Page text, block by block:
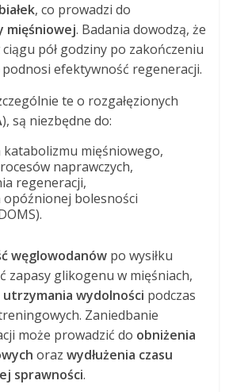
, co prowadzi do
mięśniowej. Badania dowodzą, że
ciągu pół godziny po zakończeniu
podnosi efektywność regeneracji.
te o rozgałęzionych
), są niezbędne do:
mięśniowego,
naprawczych,
regeneracji,
opóźnionej bolesności
węglowodanów po wysiłku
zapasy glikogenu w mięśniach,
utrzymania wydolności podczas
Zaniedbanie
może prowadzić do obniżenia
orazwydłużenia czasu
sprawności.